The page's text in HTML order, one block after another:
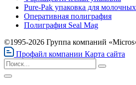
Pure-Pak упаковка для
Оперативная полиграфия
Полиграфия Seal Mag
©1995-2026 Группа компаний
Профайл компании Карта сайта